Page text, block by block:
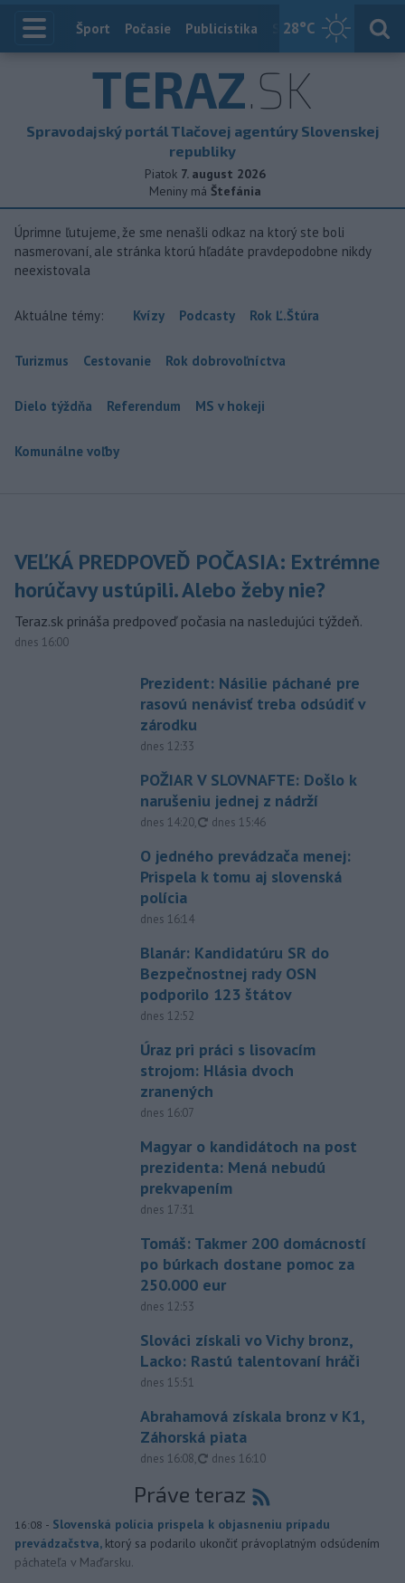
28°C
Index
Šport Počasie Publicistika Slovensko
TERAZ.SK
Spravodajský portál Tlačovej agentúry Slovenskej
republiky
Piatok 7. august 2026
Meniny má Štefánia
Úprimne ľutujeme, že sme nenašli odkaz na ktorý ste boli
nasmerovaní, ale stránka ktorú hľadáte pravdepodobne nikdy
neexistovala
Aktuálne témy: Kvízy Podcasty Rok Ľ.Štúra
Turizmus Cestovanie Rok dobrovoľníctva
Dielo týždňa Referendum MS v hokeji
Komunálne voľby
VEĽKÁ PREDPOVEĎ POČASIA: Extrémne
horúčavy ustúpili. Alebo žeby nie?
Teraz.sk prináša predpoveď počasia na nasledujúci týždeň.
dnes 16:00
Prezident: Násilie páchané pre
rasovú nenávisť treba odsúdiť v
zárodku
dnes 12:33
POŽIAR V SLOVNAFTE: Došlo k
narušeniu jednej z nádrží
dnes 14:20, aktualizované
dnes 15:46
O jedného prevádzača menej:
Prispela k tomu aj slovenská
polícia
dnes 16:14
Blanár: Kandidatúru SR do
Bezpečnostnej rady OSN
podporilo 123 štátov
dnes 12:52
Úraz pri práci s lisovacím
strojom: Hlásia dvoch
zranených
dnes 16:07
Magyar o kandidátoch na post
prezidenta: Mená nebudú
prekvapením
dnes 17:31
Tomáš: Takmer 200 domácností
po búrkach dostane pomoc za
250.000 eur
dnes 12:53
Slováci získali vo Vichy bronz,
Lacko: Rastú talentovaní hráči
dnes 15:51
Abrahamová získala bronz v K1,
Záhorská piata
dnes 16:08, aktualizované
dnes 16:10
Práve teraz
16:08 - Slovenská polícia prispela k objasneniu prípadu
prevádzačstva, ktorý sa podarilo ukončiť právoplatným odsúdením
páchateľa v Maďarsku.